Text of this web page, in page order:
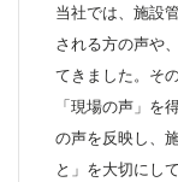
当社では、施設
される方の声や
てきました。そ
「現場の声」を
の声を反映し、
と」を大切にし